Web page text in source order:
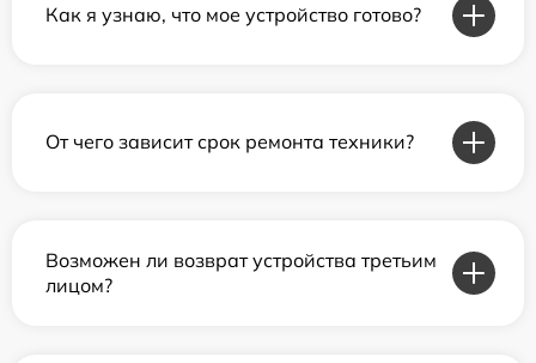
Как я узнаю, что мое устройство готово?
От чего зависит срок ремонта техники?
Возможен ли возврат устройства третьим
лицом?